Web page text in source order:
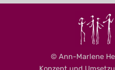
© Ann-Marlene